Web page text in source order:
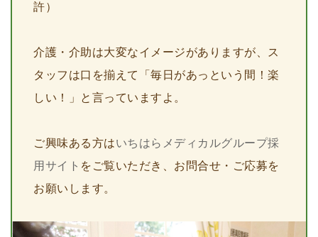
許）
介護・介助は大変なイメージがありますが、ス
タッフは口を揃えて「毎日があっという間！楽
しい！」と言っていますよ。
ご興味ある方はいちはらメディカルグループ採
用サイト をご覧いただき、お問合せ・ご応募を
お願いします。